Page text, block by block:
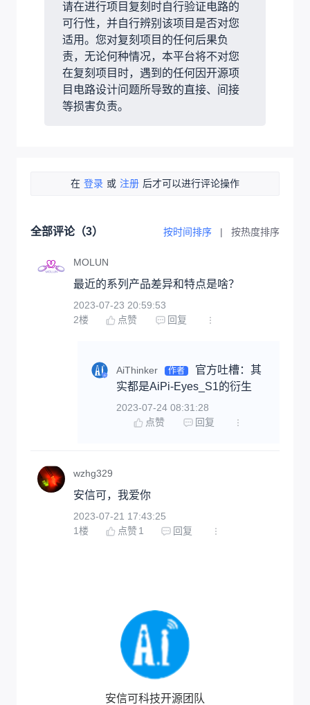
请在进行项目复刻时自行验证电路的
可行性，并自行辨别该项目是否对您
适用。您对复刻项目的任何后果负
责，无论何种情况，本平台将不对您
在复刻项目时，遇到的任何因开源项
目电路设计问题所导致的直接、间接
等损害负责。
在 登录 或 注册 后才可以进行评论操作
全部评论（3） 按时间排序 | 按热度排序
MOLUN
最近的系列产品差异和特点是啥？
2023-07-23 20:59:53
2楼 点赞 回复
AiThinker 作者
官方吐槽：其
实都是AiPi-Eyes_S1的衍生
2023-07-24 08:31:28
点赞
回复
wzhg329
安信可，我爱你
2023-07-21 17:43:25
1楼 点赞 1 回复
安信可科技开源团队